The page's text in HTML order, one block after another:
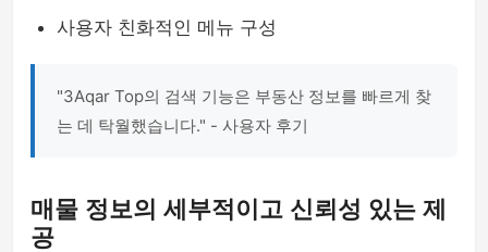
사용자 친화적인 메뉴 구성
"3Aqar Top의 검색 기능은 부동산 정보를 빠르게 찾
는 데 탁월했습니다." - 사용자 후기
매물 정보의 세부적이고 신뢰성 있는 제
공